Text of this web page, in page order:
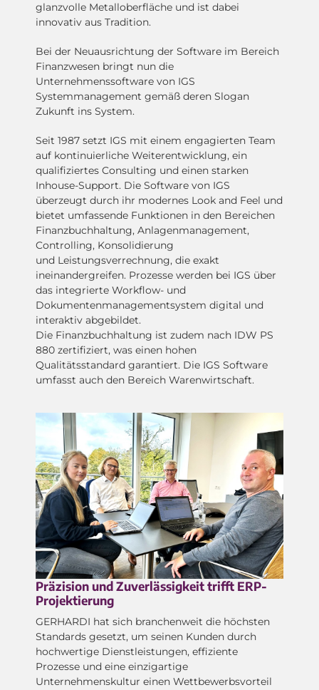
glanzvolle Metalloberfläche und ist dabei
innovativ aus Tradition.
Bei der Neuausrichtung der Software im Bereich
Finanzwesen bringt nun die
Unternehmenssoftware von IGS
Systemmanagement gemäß deren Slogan
Zukunft ins System.
Seit 1987 setzt IGS mit einem engagierten Team
auf kontinuierliche Weiterentwicklung, ein
qualifiziertes Consulting und einen starken
Inhouse-Support. Die Software von IGS
überzeugt durch ihr modernes Look and Feel und
bietet umfassende Funktionen in den Bereichen
Finanzbuchhaltung, Anlagenmanagement,
Controlling, Konsolidierung
und Leistungsverrechnung, die exakt
ineinandergreifen. Prozesse werden bei IGS über
das integrierte Workflow- und
Dokumentenmanagementsystem digital und
interaktiv abgebildet.
Die Finanzbuchhaltung ist zudem nach IDW PS
880 zertifiziert, was einen hohen
Qualitätsstandard garantiert. Die IGS Software
umfasst auch den Bereich Warenwirtschaft.
Präzision und Zuverlässigkeit trifft ERP-
Projektierung
GERHARDI hat sich branchenweit die höchsten
Standards gesetzt, um seinen Kunden durch
hochwertige Dienstleistungen, effiziente
Prozesse und eine einzigartige
Unternehmenskultur einen Wettbewerbsvorteil